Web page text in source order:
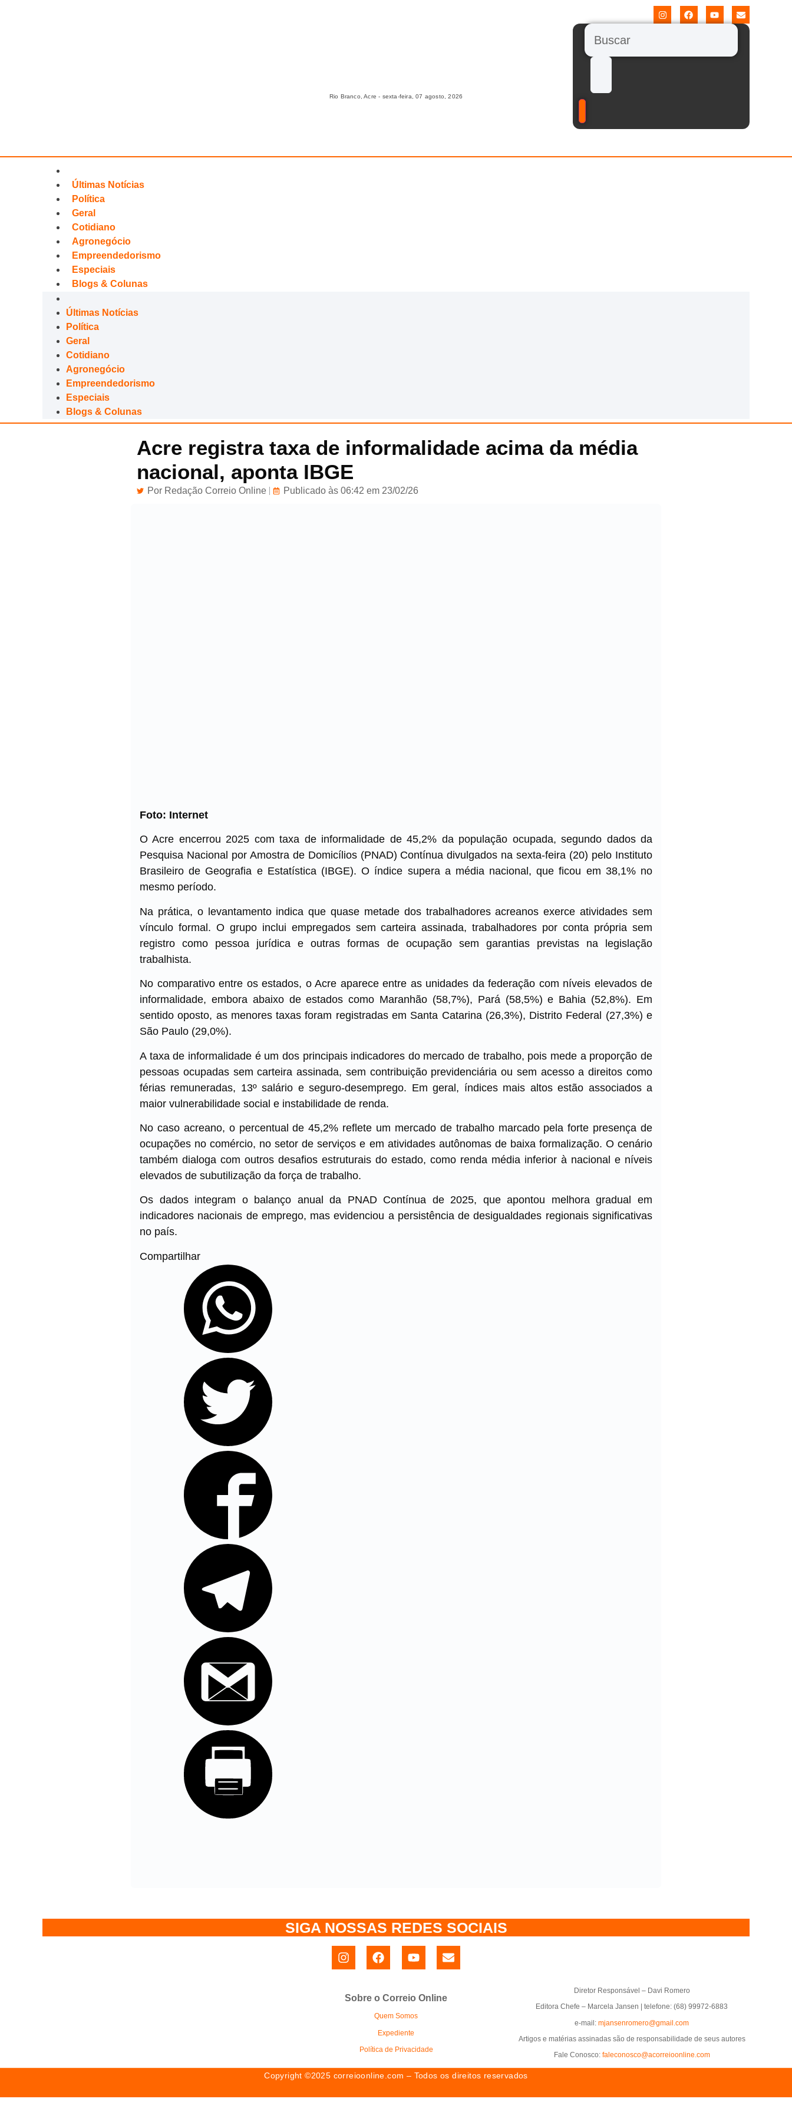
Rio Branco, Acre - sexta-feira, 07 agosto, 2026
Últimas Notícias
Política
Geral
Cotidiano
Agronegócio
Empreendedorismo
Especiais
Blogs & Colunas
Últimas Notícias
Política
Geral
Cotidiano
Agronegócio
Empreendedorismo
Especiais
Blogs & Colunas
Acre registra taxa de informalidade acima da média
nacional, aponta IBGE
Por Redação Correio Online Publicado às 06:42 em 23/02/26
Foto: Internet
O Acre encerrou 2025 com taxa de informalidade de 45,2% da população ocupada, segundo dados da
Pesquisa Nacional por Amostra de Domicílios (PNAD) Contínua divulgados na sexta-feira (20) pelo Instituto
Brasileiro de Geografia e Estatística (IBGE). O índice supera a média nacional, que ficou em 38,1% no
mesmo período.
Na prática, o levantamento indica que quase metade dos trabalhadores acreanos exerce atividades sem
vínculo formal. O grupo inclui empregados sem carteira assinada, trabalhadores por conta própria sem
registro como pessoa jurídica e outras formas de ocupação sem garantias previstas na legislação
trabalhista.
No comparativo entre os estados, o Acre aparece entre as unidades da federação com níveis elevados de
informalidade, embora abaixo de estados como Maranhão (58,7%), Pará (58,5%) e Bahia (52,8%). Em
sentido oposto, as menores taxas foram registradas em Santa Catarina (26,3%), Distrito Federal (27,3%) e
São Paulo (29,0%).
A taxa de informalidade é um dos principais indicadores do mercado de trabalho, pois mede a proporção de
pessoas ocupadas sem carteira assinada, sem contribuição previdenciária ou sem acesso a direitos como
férias remuneradas, 13º salário e seguro-desemprego. Em geral, índices mais altos estão associados a
maior vulnerabilidade social e instabilidade de renda.
No caso acreano, o percentual de 45,2% reflete um mercado de trabalho marcado pela forte presença de
ocupações no comércio, no setor de serviços e em atividades autônomas de baixa formalização. O cenário
também dialoga com outros desafios estruturais do estado, como renda média inferior à nacional e níveis
elevados de subutilização da força de trabalho.
Os dados integram o balanço anual da PNAD Contínua de 2025, que apontou melhora gradual em
indicadores nacionais de emprego, mas evidenciou a persistência de desigualdades regionais significativas
no país.
Compartilhar
SIGA NOSSAS REDES SOCIAIS
Sobre o Correio Online
Quem Somos
Expediente
Política de Privacidade
Diretor Responsável – Davi Romero
Editora Chefe – Marcela Jansen | telefone: (68) 99972-6883
e-mail: mjansenromero@gmail.com
Artigos e matérias assinadas são de responsabilidade de seus autores
Fale Conosco: faleconosco@acorreioonline.com
Copyright ©2025 correioonline.com – Todos os direitos reservados